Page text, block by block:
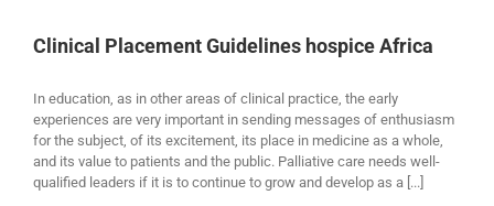
Clinical Placement Guidelines hospice Africa
In education, as in other areas of clinical practice, the early
experiences are very important in sending messages of enthusiasm
for the subject, of its excitement, its place in medicine as a whole,
and its value to patients and the public. Palliative care needs well-
qualified leaders if it is to continue to grow and develop as a [...]